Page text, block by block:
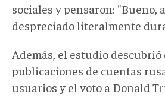
sociales y pensaron: "Bueno,
despreciado literalmente
Además, el estudio
publicaciones de cuentas
usuarios y el voto a Donald